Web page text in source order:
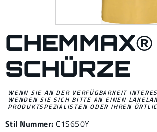
CHEMMAX®
SCHÜRZE
WENN SIE AN DER VERFÜGBARKEIT
WENDEN SIE SICH BITTE AN EINEN
PRODUKTSPEZIALISTEN ODER IHREN
Stil Nummer: C1S650Y